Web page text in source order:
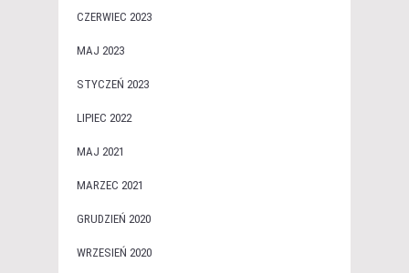
CZERWIEC 2023
MAJ 2023
STYCZEŃ 2023
LIPIEC 2022
MAJ 2021
MARZEC 2021
GRUDZIEŃ 2020
WRZESIEŃ 2020